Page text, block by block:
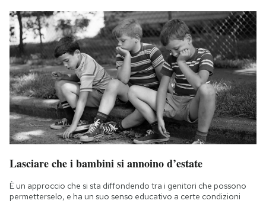
Lasciare che i bambini si annoino d’estate
È un approccio che si sta diffondendo tra i genitori che possono
permetterselo, e ha un suo senso educativo a certe condizioni